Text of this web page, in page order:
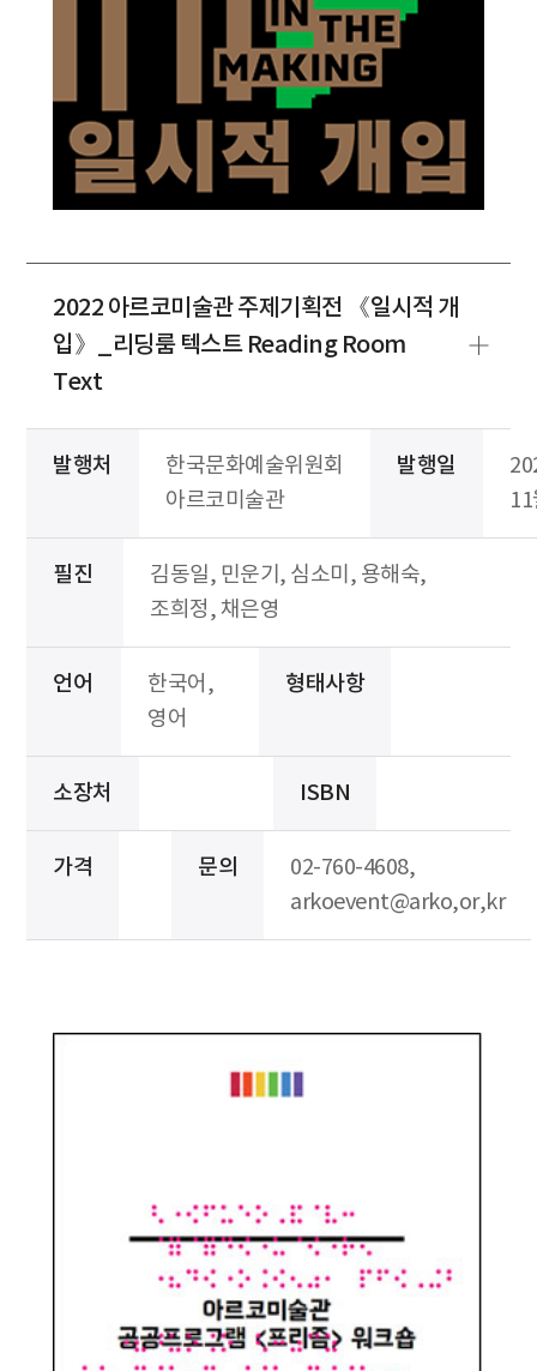
2022 아르코미술관 주제기획전 《일시적 개
입》_리딩룸 텍스트 Reading Room
Text
발행처
한국문화예술위원회
아르코미술관
발행일
필진
김동일, 민운기, 심소미, 용해숙,
조희정, 채은영
언어
한국어,
영어
형태사항
소장처 ISBN
가격 문의
02-760-4608,
arkoevent@arko,or,kr